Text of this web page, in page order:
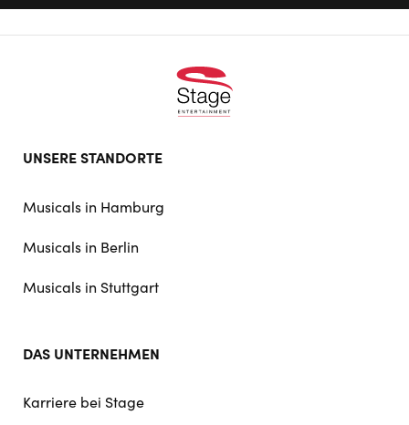
UNSERE STANDORTE
Musicals in Hamburg
Musicals in Berlin
Musicals in Stuttgart
DAS UNTERNEHMEN
Karriere bei Stage